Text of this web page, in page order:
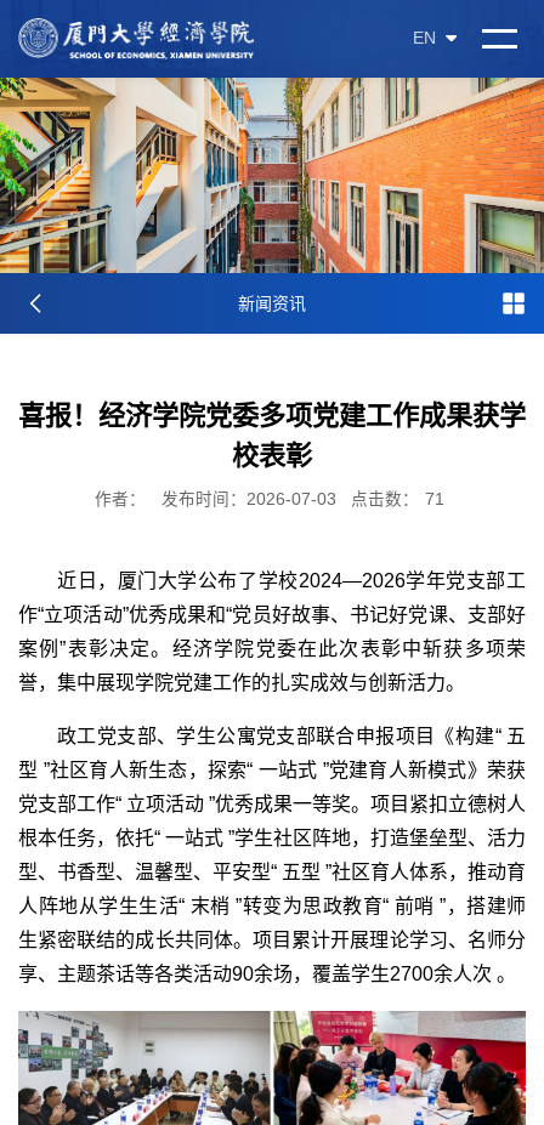
EN
新闻资讯
喜报！经济学院党委多项党建工作成果获学
校表彰
作者： 发布时间：2026-07-03 点击数： 71
近日，厦门大学公布了学校2024—2026学年党支部工
作“立项活动”优秀成果和“党员好故事、书记好党课、支部好
案例”表彰决定。经济学院党委在此次表彰中斩获多项荣
誉，集中展现学院党建工作的扎实成效与创新活力。
政工党支部、学生公寓党支部联合申报项目《构建“ 五
型 ”社区育人新生态，探索“ 一站式 ”党建育人新模式》荣获
党支部工作“ 立项活动 ”优秀成果一等奖。项目紧扣立德树人
根本任务，依托“ 一站式 ”学生社区阵地，打造堡垒型、活力
型、书香型、温馨型、平安型“ 五型 ”社区育人体系，推动育
人阵地从学生生活“ 末梢 ”转变为思政教育“ 前哨 ”，搭建师
生紧密联结的成长共同体。项目累计开展理论学习、名师分
享、主题茶话等各类活动90余场，覆盖学生2700余人次 。